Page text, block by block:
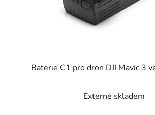
Baterie C1 pro dron DJI Mavic 3
hodnocení
Externě skladem